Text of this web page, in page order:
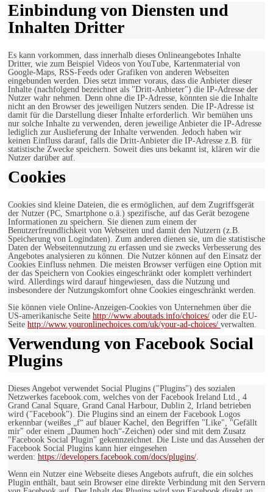
Einbindung von Diensten und
Inhalten Dritter
Es kann vorkommen, dass innerhalb dieses Onlineangebotes Inhalte
Dritter, wie zum Beispiel Videos von YouTube, Kartenmaterial von
Google-Maps, RSS-Feeds oder Grafiken von anderen Webseiten
eingebunden werden. Dies setzt immer voraus, dass die Anbieter dieser
Inhalte (nachfolgend bezeichnet als "Dritt-Anbieter") die IP-Adresse der
Nutzer wahr nehmen. Denn ohne die IP-Adresse, könnten sie die Inhalte
nicht an den Browser des jeweiligen Nutzers senden. Die IP-Adresse ist
damit für die Darstellung dieser Inhalte erforderlich. Wir bemühen uns
nur solche Inhalte zu verwenden, deren jeweilige Anbieter die IP-Adresse
lediglich zur Auslieferung der Inhalte verwenden. Jedoch haben wir
keinen Einfluss darauf, falls die Dritt-Anbieter die IP-Adresse z.B. für
statistische Zwecke speichern. Soweit dies uns bekannt ist, klären wir die
Nutzer darüber auf.
Cookies
Cookies sind kleine Dateien, die es ermöglichen, auf dem Zugriffsgerät
der Nutzer (PC, Smartphone o.ä.) spezifische, auf das Gerät bezogene
Informationen zu speichern. Sie dienen zum einem der
Benutzerfreundlichkeit von Webseiten und damit den Nutzern (z.B.
Speicherung von Logindaten). Zum anderen dienen sie, um die statistische
Daten der Webseitennutzung zu erfassen und sie zwecks Verbesserung des
Angebotes analysieren zu können. Die Nutzer können auf den Einsatz der
Cookies Einfluss nehmen. Die meisten Browser verfügen eine Option mit
der das Speichern von Cookies eingeschränkt oder komplett verhindert
wird. Allerdings wird darauf hingewiesen, dass die Nutzung und
insbesondere der Nutzungskomfort ohne Cookies eingeschränkt werden.
Sie können viele Online-Anzeigen-Cookies von Unternehmen über die
US-amerikanische Seite http://www.aboutads.info/choices/ oder die EU-
Seite http://www.youronlinechoices.com/uk/your-ad-choices/ verwalten.
Verwendung von Facebook Social
Plugins
Dieses Angebot verwendet Social Plugins ("Plugins") des sozialen
Netzwerkes facebook.com, welches von der Facebook Ireland Ltd., 4
Grand Canal Square, Grand Canal Harbour, Dublin 2, Irland betrieben
wird ("Facebook"). Die Plugins sind an einem der Facebook Logos
erkennbar (weißes „f“ auf blauer Kachel, den Begriffen "Like", "Gefällt
mir" oder einem „Daumen hoch“-Zeichen) oder sind mit dem Zusatz
"Facebook Social Plugin" gekennzeichnet. Die Liste und das Aussehen der
Facebook Social Plugins kann hier eingesehen
werden: https://developers.facebook.com/docs/plugins/.
Wenn ein Nutzer eine Webseite dieses Angebots aufruft, die ein solches
Plugin enthält, baut sein Browser eine direkte Verbindung mit den Servern